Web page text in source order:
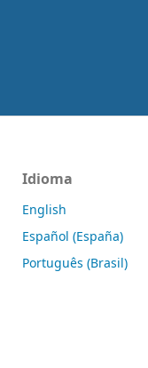
Idioma
English
Español (España)
Português (Brasil)